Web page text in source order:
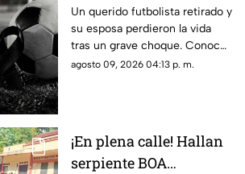
esposa fallecen en
fuerte accidente
vehicular
Un querido futbolista retirado y
su esposa perdieron la vida
tras un grave choque. Conoce
los detalles del accidente y las
agosto 09, 2026 04:13 p. m.
¡En plena calle! Hallan
serpiente BOA